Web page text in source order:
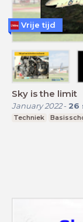
Sky is the limit
January 2022- 26
Techniek
Vrije tijd